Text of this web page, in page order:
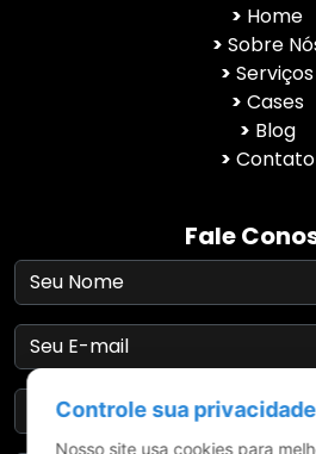
> Home
> Sobre
> Serviços
> Cases
> Blog
> Contato
Fale
Controle sua privacidade
Nosso site usa cookies para